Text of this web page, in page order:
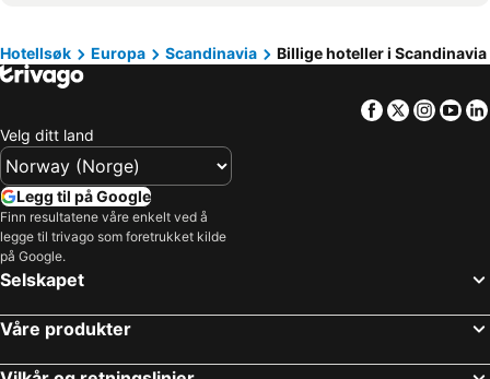
Hotel Verdandi Oslo
Britannia Hotel
Radisson Blu Airport Hotel, Oslo Gardermoen
Scandic Park Sandefjord
Clarion Hotel The Hub
Scandic Kristiansand Bystranda
Scandic Ørnen
Scandic Holmenkollen Park
Hotel Norge by Scandic
Scandic Hamar
Radisson Blu Scandinavia Hotel, Oslo
Citybox Oslo
Hotellsøk Europa Scandinavia Billige hoteller i Scandinavia
Facebook
Twitter
Velg ditt land
Legg til på Google
Finn resultatene våre enkelt ved å
legge til trivago som foretrukket kilde
på Google.
Selskapet
Våre produkter